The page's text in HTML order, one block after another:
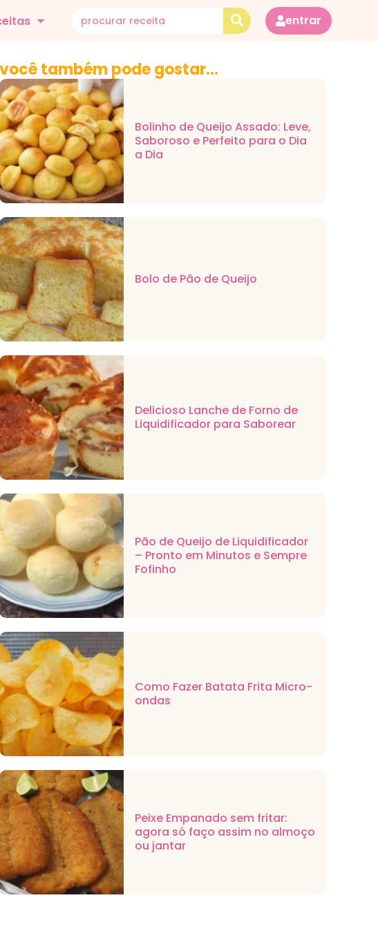
entrar
você também pode gostar...
Bolinho de Queijo Assado: Leve,
Saboroso e Perfeito para o Dia
a Dia
Bolo de Pão de Queijo
Delicioso Lanche de Forno de
Liquidificador para Saborear
Pão de Queijo de Liquidificador
– Pronto em Minutos e Sempre
Fofinho
Como Fazer Batata Frita Micro-
ondas
Peixe Empanado sem fritar:
agora só faço assim no almoço
ou jantar